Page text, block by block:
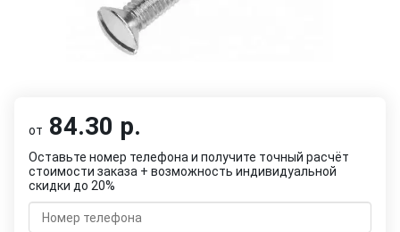
от 84.30 р.
Оставьте номер телефона и получите точный расчёт
стоимости заказа + возможность индивидуальной
скидки до 20%